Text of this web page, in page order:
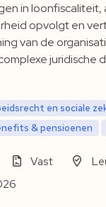
in loonfiscaliteit,
opvolgt en
van de
juridische
en sociale
& pensioenen
Vast